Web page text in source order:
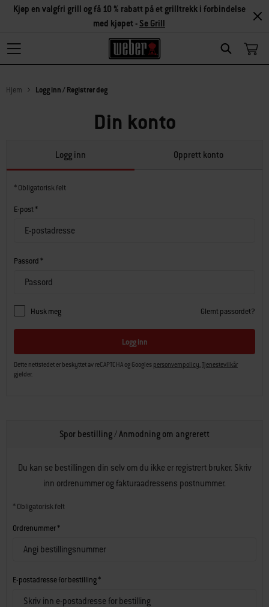
Search
Kjøp en valgfri grill og få 10 % rabatt på et grilltrekk i forbindelse
med kjøpet - Se Grill
Hjem Logg inn / Registrer deg
Din konto
Logg inn Opprett konto
* Obligatorisk felt
E-post *
Passord *
Husk meg Glemt passordet?
Logg inn
Dette nettstedet er beskyttet av reCAPTCHA og Googles personvernpolicy.Tjenestevilkår
gjelder.
Spor bestilling / Anmodning om angrerett
Du kan se bestillingen din selv om du ikke er registrert bruker. Skriv
inn ordrenummer og fakturaadressens postnummer.
* Obligatorisk felt
Ordrenummer *
E-postadresse for bestilling *